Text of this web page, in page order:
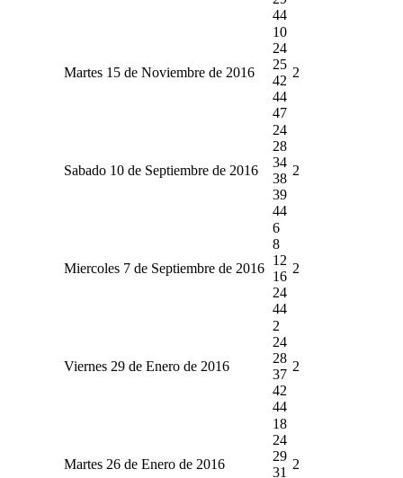
44
Martes 15 de Noviembre de 2016
10
24
25
42
44
47
2
Sabado 10 de Septiembre de 2016
24
28
34
38
39
44
2
Miercoles 7 de Septiembre de 2016
6
8
12
16
24
44
2
Viernes 29 de Enero de 2016
2
24
28
37
42
44
2
Martes 26 de Enero de 2016
18
24
29
31
2